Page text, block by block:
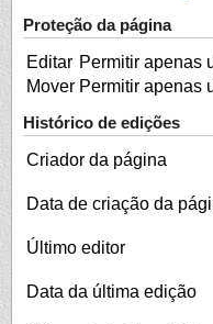
Proteção da página
Editar Permitir apenas
Mover Permitir apenas
Histórico de edições
Criador da página
Data de criação da
Último editor
Data da última edição